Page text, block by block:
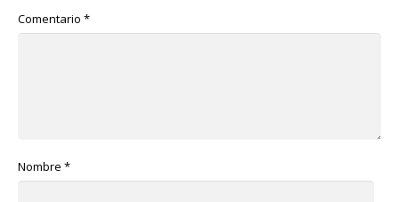
Comentario *
Nombre *